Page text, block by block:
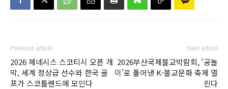
Previous article
2026 제네시스 스코티시 오픈 개
막, 세계 정상급 선수와 한국 골
프가 스코틀랜드에 모인다
Next article
2026부산국제불교박람회, ‘공놀
이’로 풀어낸 K-불교문화 축제 열
린다